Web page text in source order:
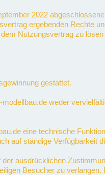
2022
ergebenden Rechte
Nutzungsvertrag zu
gestattet.
weder
eine technische
auf ständige Verfügbarkeit
ausdrücklichen
Besucher zu